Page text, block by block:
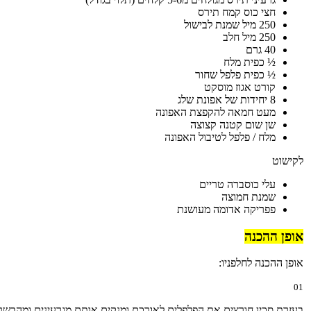
חצי כוס קמח תירס
250 מיל שמנת לבישול
250 מיל חלב
40 גרם
½ כפית מלח
½ כפית פלפל שחור
קורט אגוז מוסקט
8 יחידות של אפונת שלג
מעט חמאה להקפצת האפונה
שן שום קטנה קצוצה
מלח / פלפל לטיבול האפונה
לקישוט
עלי כוסברה טריים
שמנת חמוצה
פפריקה אדומה מעושנת
אופן ההכנה
אופן ההכנה לחלפניו:
01